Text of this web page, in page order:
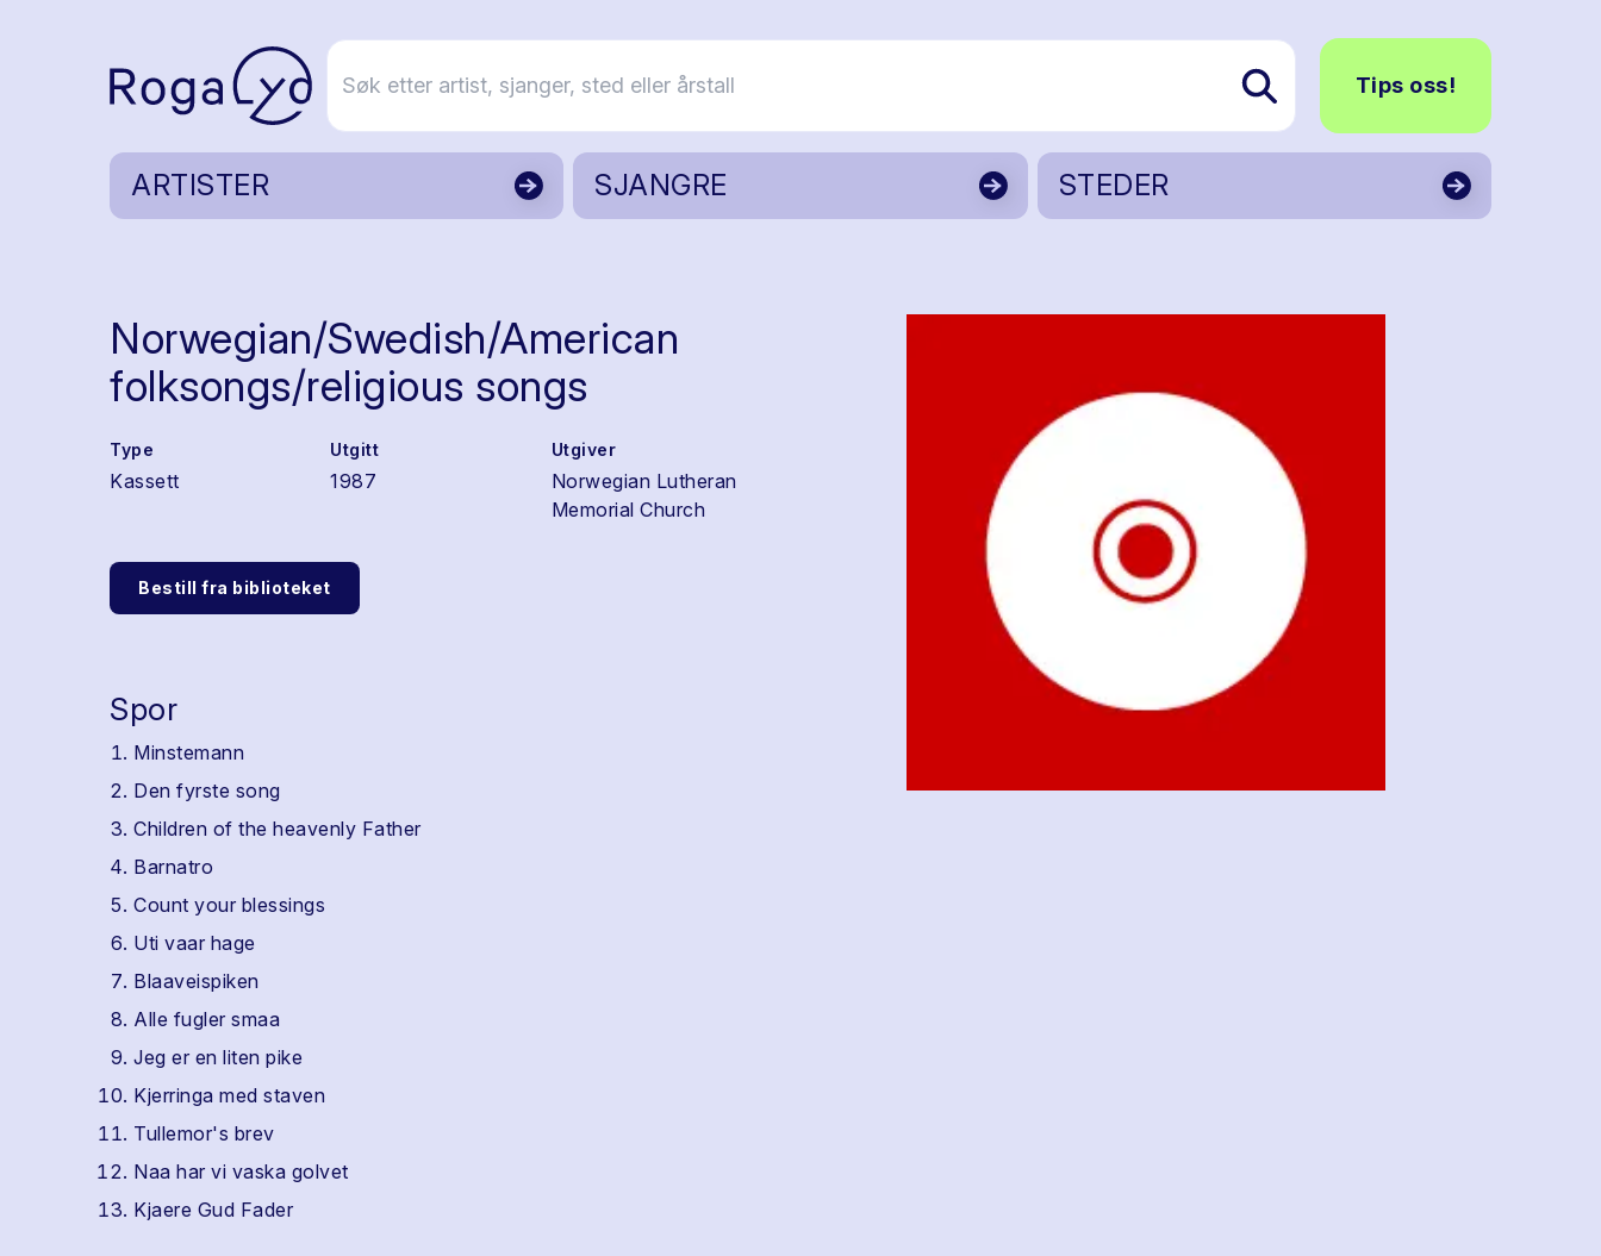
Tips oss!
ARTISTER SJANGRE STEDER
Norwegian/Swedish/American
folksongs/religious songs
Type
Kassett
Utgitt
1987
Utgiver
Norwegian Lutheran
Memorial Church
Bestill fra biblioteket
Spor
Minstemann
Den fyrste song
Children of the heavenly Father
Barnatro
Count your blessings
Uti vaar hage
Blaaveispiken
Alle fugler smaa
Jeg er en liten pike
Kjerringa med staven
Tullemor's brev
Naa har vi vaska golvet
Kjaere Gud Fader